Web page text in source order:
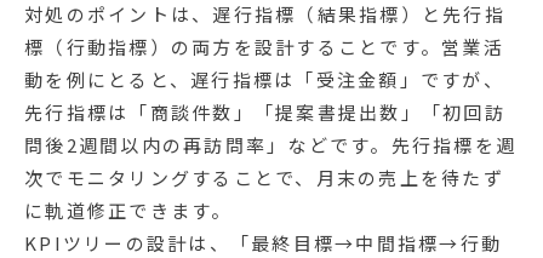
対処のポイントは、遅行指標（結果指標）と先行指
標（行動指標）の両方を設計することです。営業活
動を例にとると、遅行指標は「受注金額」ですが、
先行指標は「商談件数」「提案書提出数」「初回訪
問後2週間以内の再訪問率」などです。先行指標を週
次でモニタリングすることで、月末の売上を待たず
に軌道修正できます。
KPIツリーの設計は、「最終目標→中間指標→行動